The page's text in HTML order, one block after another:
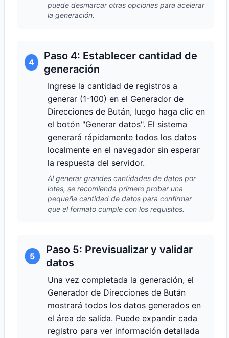
puede desmarcar otras opciones para acelerar
la generación.
4
Paso 4: Establecer cantidad de
generación
Ingrese la cantidad de registros a
generar (1-100) en el Generador de
Direcciones de Bután, luego haga clic en
el botón "Generar datos". El sistema
generará rápidamente todos los datos
localmente en el navegador sin esperar
la respuesta del servidor.
Al generar grandes cantidades de datos por
lotes, se recomienda primero probar una
pequeña cantidad de datos para confirmar
que el formato cumple con los requisitos.
5
Paso 5: Previsualizar y validar
datos
Una vez completada la generación, el
Generador de Direcciones de Bután
mostrará todos los datos generados en
el área de salida. Puede expandir cada
registro para ver información detallada